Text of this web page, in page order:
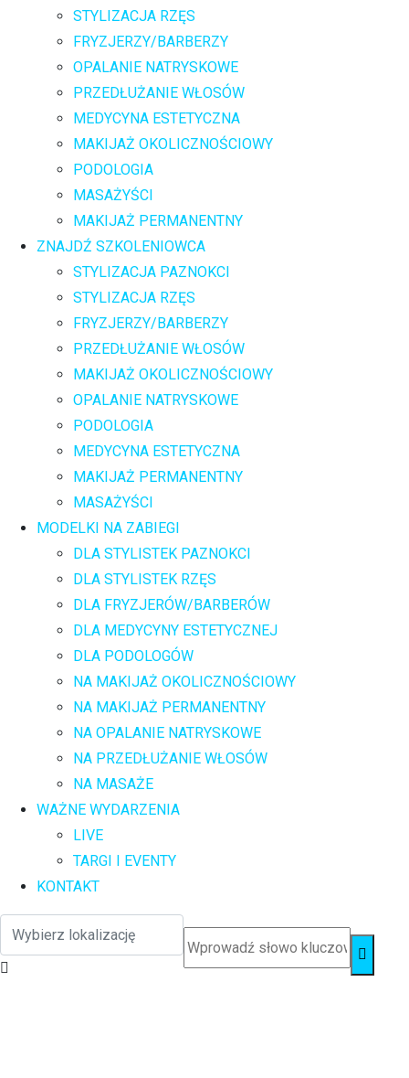
STYLIZACJA RZĘS
FRYZJERZY/BARBERZY
OPALANIE NATRYSKOWE
PRZEDŁUŻANIE WŁOSÓW
MEDYCYNA ESTETYCZNA
MAKIJAŻ OKOLICZNOŚCIOWY
PODOLOGIA
MASAŻYŚCI
MAKIJAŻ PERMANENTNY
ZNAJDŹ SZKOLENIOWCA
STYLIZACJA PAZNOKCI
STYLIZACJA RZĘS
FRYZJERZY/BARBERZY
PRZEDŁUŻANIE WŁOSÓW
MAKIJAŻ OKOLICZNOŚCIOWY
OPALANIE NATRYSKOWE
PODOLOGIA
MEDYCYNA ESTETYCZNA
MAKIJAŻ PERMANENTNY
MASAŻYŚCI
MODELKI NA ZABIEGI
DLA STYLISTEK PAZNOKCI
DLA STYLISTEK RZĘS
DLA FRYZJERÓW/BARBERÓW
DLA MEDYCYNY ESTETYCZNEJ
DLA PODOLOGÓW
NA MAKIJAŻ OKOLICZNOŚCIOWY
NA MAKIJAŻ PERMANENTNY
NA OPALANIE NATRYSKOWE
NA PRZEDŁUŻANIE WŁOSÓW
NA MASAŻE
WAŻNE WYDARZENIA
LIVE
TARGI I EVENTY
KONTAKT